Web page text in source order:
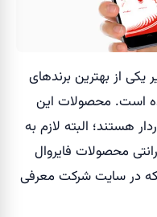
از بهترین برند‌های
است. محصولات این
هستند؛ البته لازم به
محصولات فایروال
که در سایت شرکت معرفی